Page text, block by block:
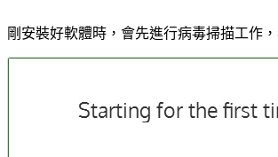
剛安裝好軟體時，會先進行病毒掃描工作